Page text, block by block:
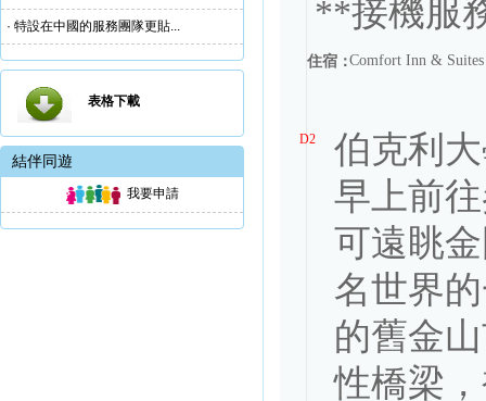
· 特設在中國的服務團隊更貼...
表格下載
結伴同遊
我要申請
住宿：Comfort Inn &
D2
伯克利
早上前
可遠眺
名世界
的舊金
性橋梁